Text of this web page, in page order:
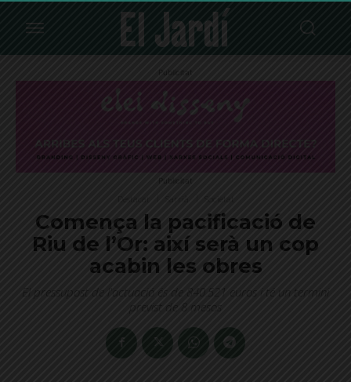
Publicitat
Publicitat
Comença la pacificació de
Riu de l’Or: així serà un cop
acabin les obres
El pressupost de l'actuació és de 840.521 euros i té un termini
previst de 8 mesos